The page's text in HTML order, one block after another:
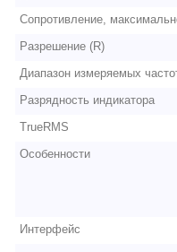
Сопротивление,
Разрешение (R)
Диапазон измеряемых
Разрядность индикатора
TrueRMS
Особенности
Интерфейс